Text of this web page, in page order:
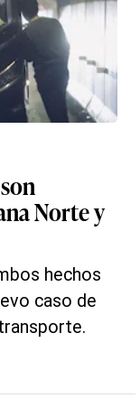
Norte y
hechos
caso de